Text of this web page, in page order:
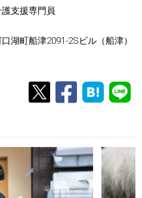
支援専門員
湖町船津2091-2Sビル（船津）